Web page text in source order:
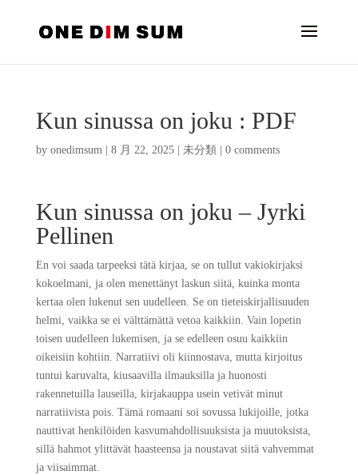
Kun sinussa on joku : PDF
by onedimsum| 8 月 22, 2025| 未分類 0 comments
Kun sinussa on joku – Jyrki
Pellinen
En voi saada tarpeeksi tätä kirjaa, se on tullut vakiokirjaksi
kokoelmani, ja olen menettänyt laskun siitä, kuinka monta
kertaa olen lukenut sen uudelleen. Se on tieteiskirjallisuuden
helmi, vaikka se ei välttämättä vetoa kaikkiin. Vain lopetin
toisen uudelleen lukemisen, ja se edelleen osuu kaikkiin
oikeisiin kohtiin. Narratiivi oli kiinnostava, mutta kirjoitus
tuntui karuvalta, kiusaavilla ilmauksilla ja huonosti
rakennetuilla lauseilla, kirjakauppa usein vetivät minut
narratiivista pois. Tämä romaani soi sovussa lukijoille, jotka
nauttivat henkilöiden kasvumahdollisuuksista ja muutoksista,
sillä hahmot ylittävät haasteensa ja noustavat siitä vahvemmat
ja viisaimmat.